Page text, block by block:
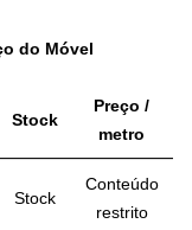
do Móvel
Stock
Preço /
metro
Stock
Conteúdo
restrito